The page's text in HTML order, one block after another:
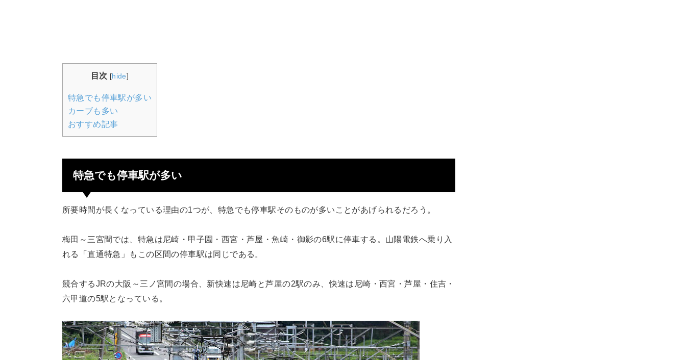
目次 [hide]
特急でも停車駅が多い
カーブも多い
おすすめ記事
特急でも停車駅が多い
所要時間が長くなっている理由の1つが、特急でも停車駅そのものが多いことがあげられるだろう。
梅田～三宮間では、特急は尼崎・甲子園・西宮・芦屋・魚崎・御影の6駅に停車する。山陽電鉄へ乗り入
れる「直通特急」もこの区間の停車駅は同じである。
競合するJRの大阪～三ノ宮間の場合、新快速は尼崎と芦屋の2駅のみ、快速は尼崎・西宮・芦屋・住吉・
六甲道の5駅となっている。